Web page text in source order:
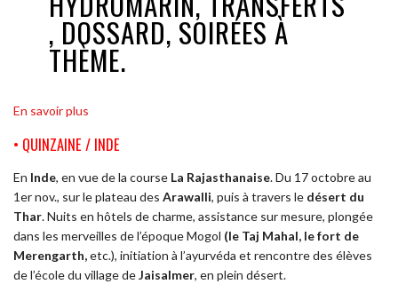
, DOSSARD, SOIRÉES À
THÈME.
En savoir plus
• QUINZAINE / INDE
En Inde, en vue de la course La Rajasthanaise. Du 17 octobre au
1er nov., sur le plateau des Arawalli, puis à travers le désert du
Thar. Nuits en hôtels de charme, assistance sur mesure, plongée
dans les merveilles de l’époque Mogol (le Taj Mahal, le fort de
Merengarth,etc.), initiation à l’ayurvéda et rencontre des élèves
de l’école du village deJaisalmer, en plein désert.